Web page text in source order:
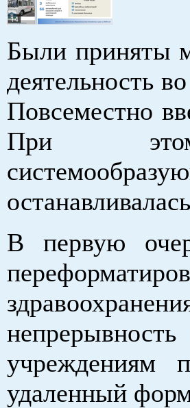
Были приняты
деятельность
Повсеместно
При этом
В первую
непрерывность
учреждениям
удаленный